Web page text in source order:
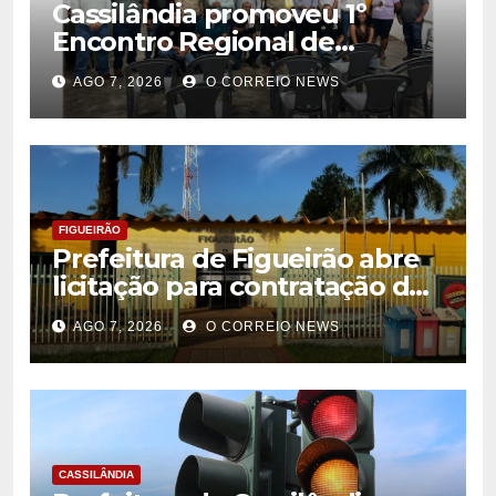
Cassilândia promoveu 1º
Encontro Regional de
Citricultores e fortalece o
desenvolvimento da
citricultura
AGO 7, 2026 O CORREIO NEWS
FIGUEIRÃO
Prefeitura de Figueirão abre
licitação para contratação de
estrutura de eventos
AGO 7, 2026 O CORREIO NEWS
CASSILÂNDIA